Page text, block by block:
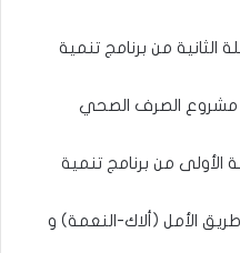
المرحلة الثانية من برنامج تنمية
لتمويل مشروع الصرف الصحي
المرحلة الأولى من برنامج تنمية
تأهيل طريق الأمل (ألاك-النعمة) و